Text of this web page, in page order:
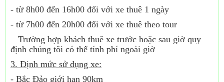
- từ 8h00 đến 16h00 đối với xe thuê 1 ngày
- từ 7h00 đến 20h00 đối với xe thuê theo tour
Trường hợp khách thuê xe trước hoặc sau giờ quy
định chúng tôi có thể tính phí ngoài giờ
3. Định mức sử dụng xe:
- Bắc Đảo giới hạn 90km